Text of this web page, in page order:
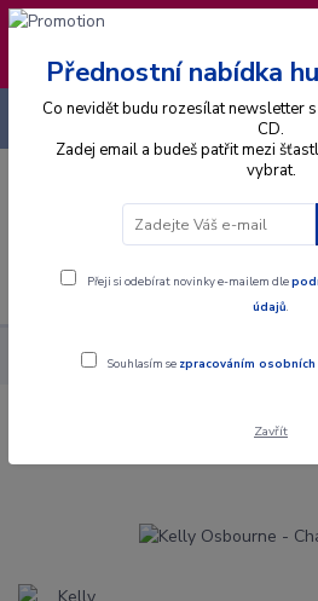
❣️ Od 4.8. do 13.8.
expedice objednávek se
14.8.2026
+420 725 736 293
Alba CD Kelly Osbourne -
Kelly Osbourne -
Přednostní nabídka
Co nevidět budu rozesílat newsletter
CD.
Zadej email a budeš patřit mezi
vybrat.
Přeji si odebírat novinky e-mailem dle
údajů.
Souhlasím se zpracováním osobních
Zavřít